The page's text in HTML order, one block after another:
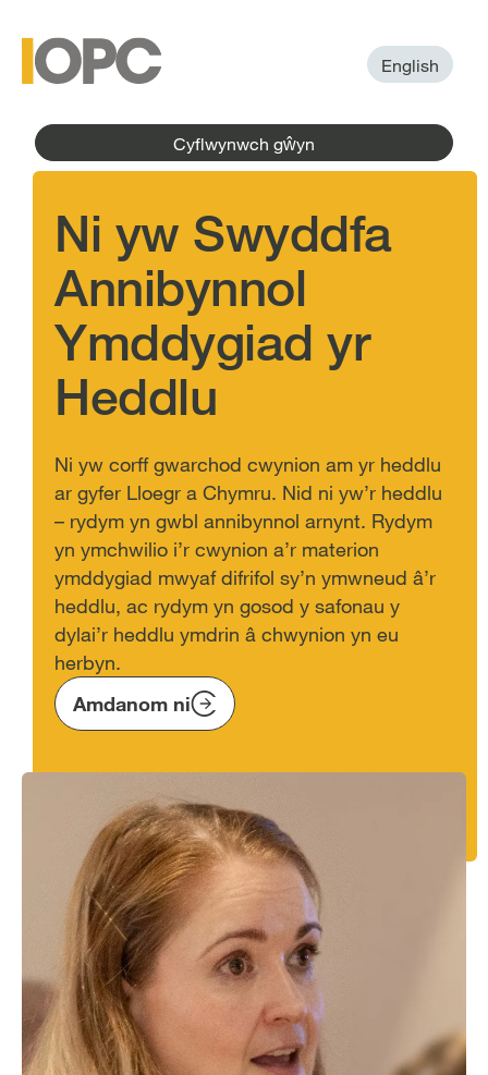
content
menu
Cyflwynwch gŵyn
English
Ni yw Swyddfa
Annibynnol
Ymddygiad yr
Heddlu
Ni yw corff gwarchod cwynion am yr heddlu
ar gyfer Lloegr a Chymru. Nid ni yw’r heddlu
– rydym yn gwbl annibynnol arnynt. Rydym
yn ymchwilio i’r cwynion a’r materion
ymddygiad mwyaf difrifol sy’n ymwneud â’r
heddlu, ac rydym yn gosod y safonau y
dylai’r heddlu ymdrin â chwynion yn eu
herbyn.
Amdanom ni